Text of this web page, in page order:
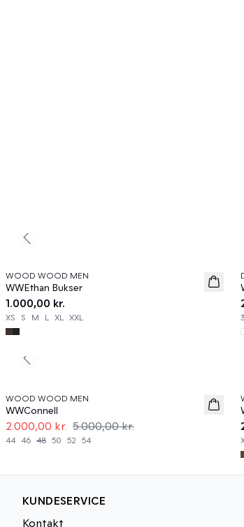
News
WOOD WOOD MEN
WWEthan Bukser
1.000,00 kr.
XS S M L XL XXL
Previous slide
WOOD WOOD MEN
WWConnell
2.000,00 kr. 5.000,00 kr.
44 46 48 50 52 54
Previous slide
KUNDESERVICE
Kontakt